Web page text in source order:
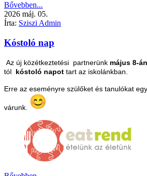
Bővebben...
2026 máj. 05.
Írta: Sziszi Admin
Kóstoló nap
Az új közétkeztetési partnerünk május 8-
tól kóstoló napot tart az iskolánkban.
Erre az eseményre szülőket és tanulókat
várunk